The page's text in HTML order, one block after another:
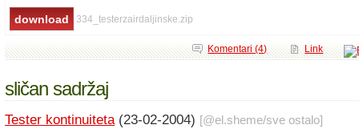
334_testerzairdaljinske.zip
Link
Komentari (4)
sličan sadržaj
Tester kontinuiteta(23-02-2004) [@el.sheme/sve ostalo]